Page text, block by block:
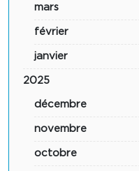
mars
février
janvier
2025
décembre
novembre
octobre